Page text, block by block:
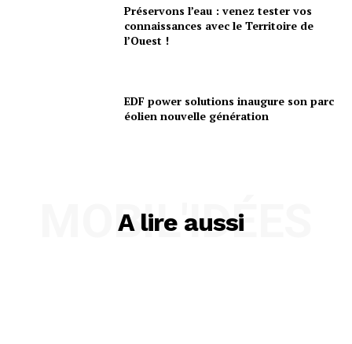
Préservons l’eau : venez tester vos
connaissances avec le Territoire de
l’Ouest !
EDF power solutions inaugure son parc
éolien nouvelle génération
A lire aussi
MOBIL'IDÉES